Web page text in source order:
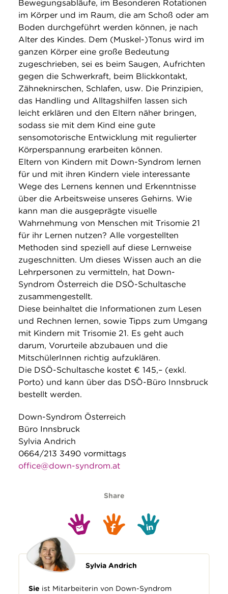
Bewegungsabläufe, im Besonderen Rotationen
im Körper und im Raum, die am Schoß oder am
Boden durchgeführt werden können, je nach
Alter des Kindes. Dem (Muskel-)Tonus wird im
ganzen Körper eine große Bedeutung
zugeschrieben, sei es beim Saugen, Aufrichten
gegen die Schwerkraft, beim Blickkontakt,
Zähneknirschen, Schlafen, usw. Die Prinzipien,
das Handling und Alltagshilfen lassen sich
leicht erklären und den Eltern näher bringen,
sodass sie mit dem Kind eine gute
sensomotorische Entwicklung mit regulierter
Körperspannung erarbeiten können.
Eltern von Kindern mit Down-Syndrom lernen
für und mit ihren Kindern viele interessante
Wege des Lernens kennen und Erkenntnisse
über die Arbeitsweise unseres Gehirns. Wie
kann man die ausgeprägte visuelle
Wahrnehmung von Menschen mit Trisomie 21
für ihr Lernen nutzen? Alle vorgestellten
Methoden sind speziell auf diese Lernweise
zugeschnitten. Um dieses Wissen auch an die
Lehrpersonen zu vermitteln, hat Down-
Syndrom Österreich die DSÖ-Schultasche
zusammengestellt.
Diese beinhaltet die Informationen zum Lesen
und Rechnen lernen, sowie Tipps zum Umgang
mit Kindern mit Trisomie 21. Es geht auch
darum, Vorurteile abzubauen und die
MitschülerInnen richtig aufzuklären.
Die DSÖ-Schultasche kostet € 145,– (exkl.
Porto) und kann über das DSÖ-Büro Innsbruck
bestellt werden.
Down-Syndrom Österreich
Büro Innsbruck
Sylvia Andrich
0664/213 3490 vormittags
office@down-syndrom.at
Share
Sylvia Andrich
Sie ist Mitarbeiterin von Down-Syndrom